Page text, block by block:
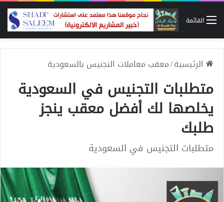
القائمة
الرئيسية/معقب معاملات التجنيس بالسعودية
متطلبات التجنيس في السعودية
يخلصها لك أفضل معقب ينجز
طلبك
متطلبات التجنيس في السعودية